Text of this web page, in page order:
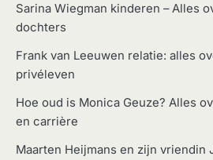
Sarina Wiegman kinderen – Alles
dochters
Frank van Leeuwen relatie: alles
privéleven
Hoe oud is Monica Geuze? Alles
en carrière
Maarten Heijmans en zijn vriendin